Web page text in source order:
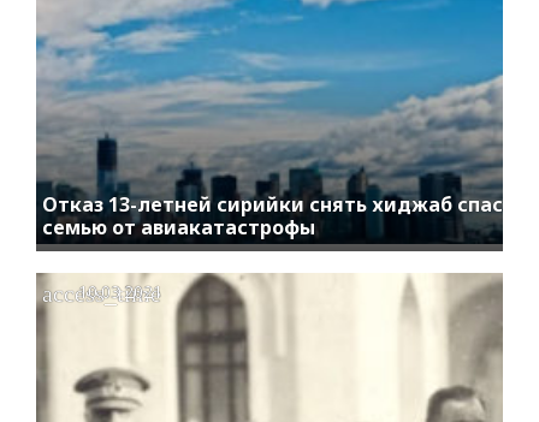
Отказ 13-летней сирийки снять хиджаб спас
семью от авиакатастрофы
access_time
10.03.2021